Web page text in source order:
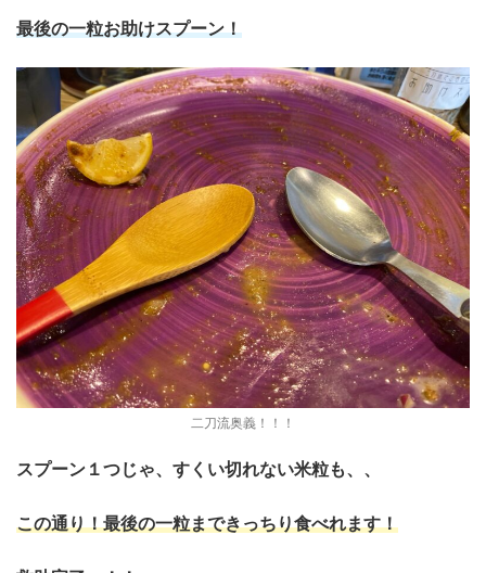
最後の一粒お助けスプーン！
二刀流奥義！！！
スプーン１つじゃ、すくい切れない米粒も、、
この通り！最後の一粒まできっちり食べれます！